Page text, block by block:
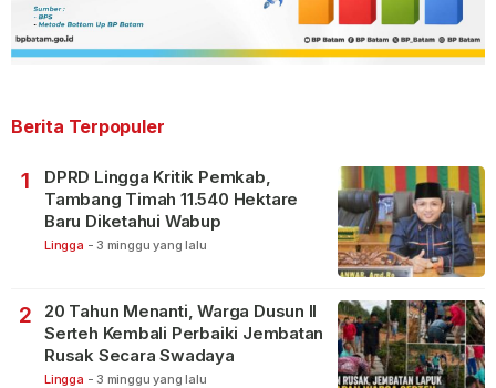
Berita Terpopuler
1
DPRD Lingga Kritik Pemkab,
Tambang Timah 11.540 Hektare
Baru Diketahui Wabup
Lingga - 3 minggu yang lalu
2
20 Tahun Menanti, Warga Dusun II
Serteh Kembali Perbaiki Jembatan
Rusak Secara Swadaya
Lingga - 3 minggu yang lalu